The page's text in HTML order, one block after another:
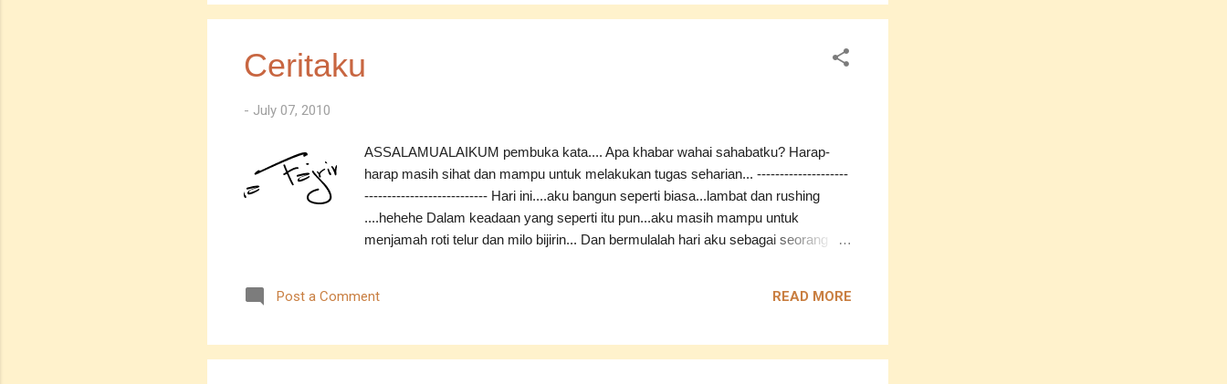
Kerana Niza akan berada di Alam Megah buat kali terakhir dan bertolak pulang ke
UM....masing-masing akan memulakan semester yang baru... Aishah membawa
Ceritaku
- July 07, 2010
ASSALAMUALAIKUM pembuka kata.... Apa khabar wahai sahabatku? Harap-
harap masih sihat dan mampu untuk melakukan tugas seharian... --------------------
--------------------------- Hari ini....aku bangun seperti biasa...lambat dan rushing
....hehehe Dalam keadaan yang seperti itu pun...aku masih mampu untuk
menjamah roti telur dan milo bijirin... Dan bermulalah hari aku sebagai seorang
quotation ke dalam job file ... Buat form ini..buat form itu...tetapi
Executive ku dan sahabatku.... Rasanya...tanpa mereka..mungkin aku tidak lama
Post a Comment READ MORE